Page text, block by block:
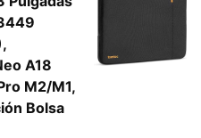
A18
M2/M1,
Bolsa